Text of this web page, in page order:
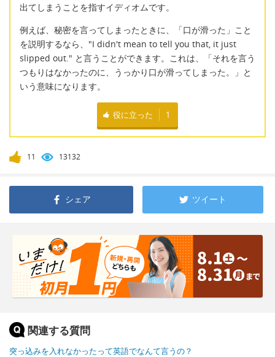
出てしまうことを指すイディオムです。
例えば、秘密を言ってしまったときに、「口が滑った」こと
を説明するなら、"I didn't mean to tell you that, it just
slipped out." と言うことができます。これは、「それを言う
つもりはなかったのに、うっかり口が滑ってしまった。」と
いう意味になります。
役に立った 1
11 13132
シェア ツイート
関連する質問
突っ込みを入れなかったって英語でなんて言うの？